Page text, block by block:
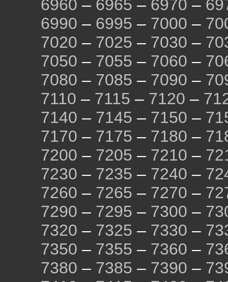
6960 – 6965 – 6970 –
6990 – 6995 – 7000 –
7020 – 7025 – 7030 –
7050 – 7055 – 7060 –
7080 – 7085 – 7090 –
7110 – 7115 – 7120 –
7140 – 7145 – 7150 –
7170 – 7175 – 7180 –
7200 – 7205 – 7210 –
7230 – 7235 – 7240 –
7260 – 7265 – 7270 –
7290 – 7295 – 7300 –
7320 – 7325 – 7330 –
7350 – 7355 – 7360 –
7380 – 7385 – 7390 –